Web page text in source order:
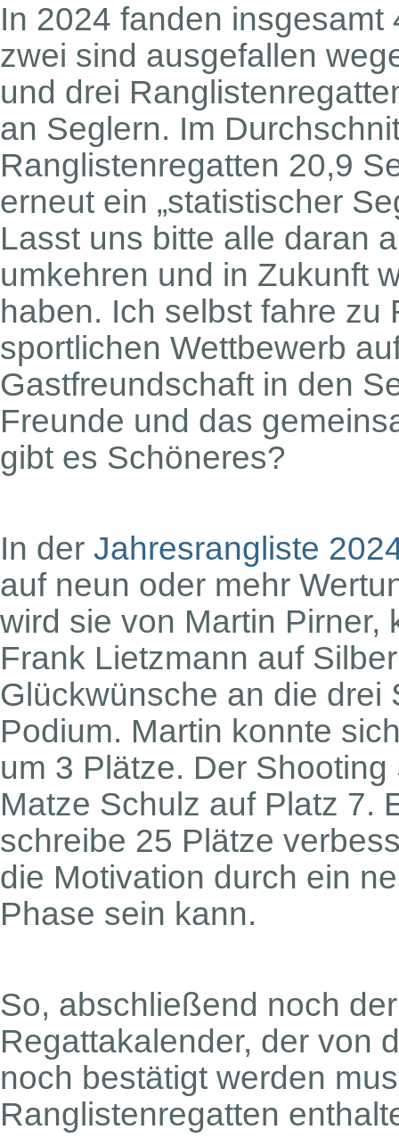
In 2024 fanden
zwei sind ausgefallen
und drei
an Seglern. Im
Ranglistenregatten 20,9
erneut ein „statistischer
Lasst uns bitte alle daran
umkehren und in Zukunft
haben. Ich selbst fahre zu
sportlichen Wettbewerb
Gastfreundschaft in den
Freunde und das
gibt es Schöneres?
In der Jahresrangliste
auf neun oder mehr
wird sie von Martin
Frank Lietzmann auf
Glückwünsche an die drei
Podium. Martin konnte
um 3 Plätze. Der
Matze Schulz auf Platz 7.
schreibe 25 Plätze
die Motivation durch ein
Phase sein kann.
So, abschließend noch
Regattakalender, der von
noch bestätigt werden
Ranglistenregatten